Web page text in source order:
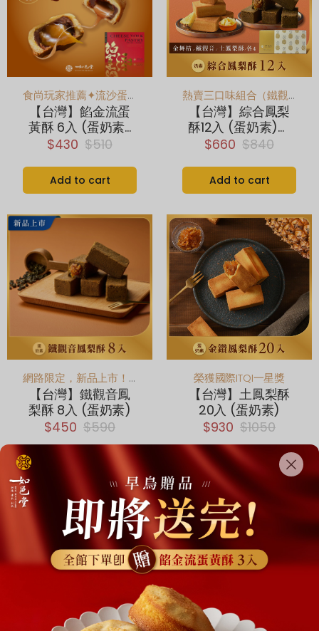
食尚玩家推薦✦流沙蛋黃酥
【台灣】餡金流蛋
黃酥 6入 (蛋奶素)
✦ 熱銷NO.2
$430 $510
Add to cart
熱賣三口味組合（鐵觀音、金舞桔、土鳳梨酥），一次滿足！
【台灣】綜合鳳梨
酥12入 (蛋奶素)｜
金舞桔、鐵觀音、
$660 $840
Add to cart
網路限定，新品上市！全新茶口味鳳梨酥！
【台灣】鐵觀音鳳
梨酥 8入 (蛋奶素)
$450 $590
Add to cart
榮獲國際ITQI一星獎
【台灣】土鳳梨酥
20入 (蛋奶素)
$930 $1050
Add to cart